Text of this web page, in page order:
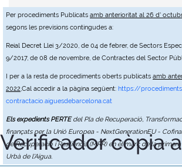
Per procediments Publicats amb anterioritat al 26 d'
segons les previsions contingudes a:
Reial Decret Llei 3/2020, de 04 de febrer, de Sectors
9/2017, de 08 de novembre, de Contractes del Sector
I per a la resta de procediments oberts publicats amb
2022,Cal accedir a la pàgina següent: https://
contractacio.aiguesdebarcelona.cat
Els expedients PERTEdel Pla de Recuperació,
finançats per la Unió Europea - NextGenerationEU -
de Recuperació i Resiliència (MRR) en el marc de la
Urbà de l'Aigua.
Verificador còpia